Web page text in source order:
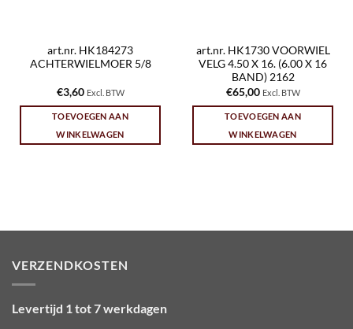
art.nr. HK184273
ACHTERWIELMOER 5/8
€3,60 Excl. BTW
TOEVOEGEN AAN
WINKELWAGEN
art.nr. HK1730 VOORWIEL
VELG 4.50 X 16. (6.00 X 16
BAND) 2162
€65,00 Excl. BTW
TOEVOEGEN AAN
WINKELWAGEN
VERZENDKOSTEN
Levertijd 1 tot 7 werkdagen